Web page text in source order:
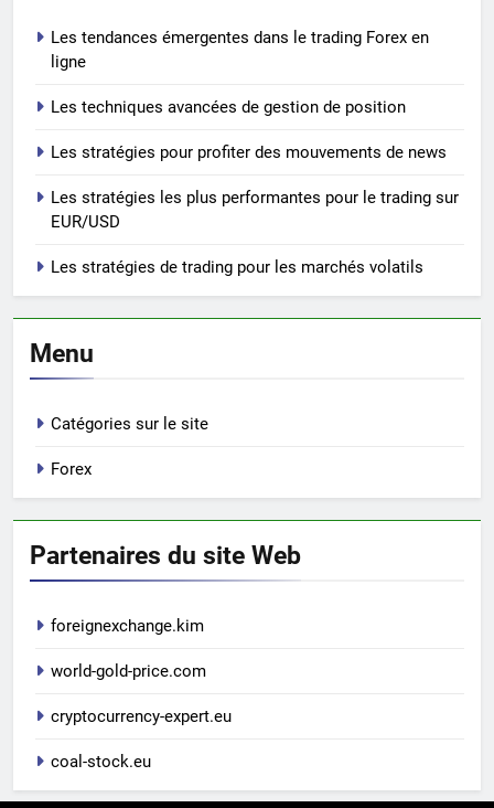
Les tendances émergentes dans le trading Forex en
ligne
Les techniques avancées de gestion de position
Les stratégies pour profiter des mouvements de news
Les stratégies les plus performantes pour le trading sur
EUR/USD
Les stratégies de trading pour les marchés volatils
Menu
Catégories sur le site
Forex
Partenaires du site Web
foreignexchange.kim
world-gold-price.com
cryptocurrency-expert.eu
coal-stock.eu